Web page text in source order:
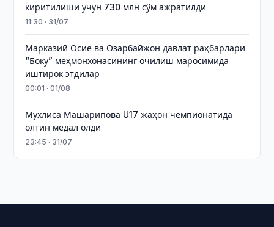
киритилиши учун 730 млн сўм ажратилди
11:30 · 31/07
Марказий Осиё ва Озарбайжон давлат раҳбарлари
“Боку” меҳмонхонасининг очилиш маросимида
иштирок этдилар
00:01 · 01/08
Мухлиса Машарипова U17 жаҳон чемпионатида
олтин медал олди
23:45 · 31/07